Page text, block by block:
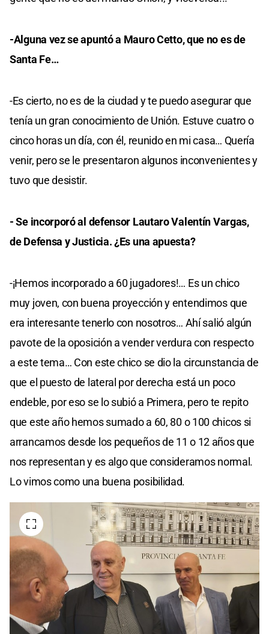
-Alguna vez se apuntó a Mauro Cetto, que no es de
Santa Fe…
-Es cierto, no es de la ciudad y te puedo asegurar que
tenía un gran conocimiento de Unión. Estuve cuatro o
cinco horas un día, con él, reunido en mi casa… Quería
venir, pero se le presentaron algunos inconvenientes y
tuvo que desistir.
- Se incorporó al defensor Lautaro Valentín Vargas,
de Defensa y Justicia. ¿Es una apuesta?
-¡Hemos incorporado a 60 jugadores!… Es un chico
muy joven, con buena proyección y entendimos que
era interesante tenerlo con nosotros… Ahí salió algún
pavote de la oposición a vender verdura con respecto
a este tema… Con este chico se dio la circunstancia de
que el puesto de lateral por derecha está un poco
endeble, por eso se lo subió a Primera, pero te repito
que este año hemos sumado a 60, 80 o 100 chicos si
arrancamos desde los pequeños de 11 o 12 años que
nos representan y es algo que consideramos normal.
Lo vimos como una buena posibilidad.